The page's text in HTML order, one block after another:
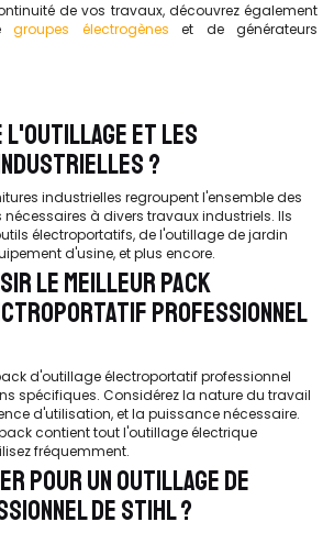
de vos travaux, découvrez également
groupes électrogènes et de générateurs
ET LES
?
industrielles regroupent l'ensemble des
à divers travaux industriels. Ils
électroportatifs, de l'outillage de jardin
d'usine, et plus encore.
LE MEILLEUR PACK
PROFESSIONNEL
d'outillage électroportatif professionnel
spécifiques. Considérez la nature du travail
d'utilisation, et la puissance nécessaire.
contient tout l'outillage électrique
fréquemment.
POUR UN OUTILLAGE DE
DE STIHL ?